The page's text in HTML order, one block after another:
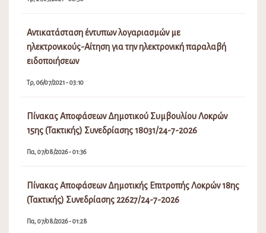
Αντικατάσταση έντυπων λογαριασμών με
ηλεκτρονικούς-Αίτηση για την ηλεκτρονική παραλαβή
ειδοποιήσεων
Τρ, 06/07/2021 - 03:10
Πίνακας Αποφάσεων Δημοτικού Συμβουλίου Λοκρών
15ης (Τακτικής) Συνεδρίασης 18031/24-7-2026
Πα, 07/08/2026 - 01:36
Πίνακας Αποφάσεων Δημοτικής Επιτροπής Λοκρών 18ης
(Τακτικής) Συνεδρίασης 22627/24-7-2026
Πα, 07/08/2026 - 01:28